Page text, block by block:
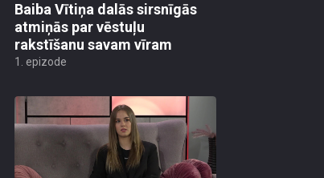
Baiba Vītiņa dalās sirsnīgās
atmiņās par vēstuļu
rakstīšanu savam vīram
1. epizode